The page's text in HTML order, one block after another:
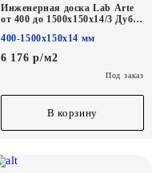
Инженерная доска Lab Arte
от 400 до 1500х150х14/3 Дуб
400-1500х150х14 мм
6 176 р/м2
Под заказ
В корзину